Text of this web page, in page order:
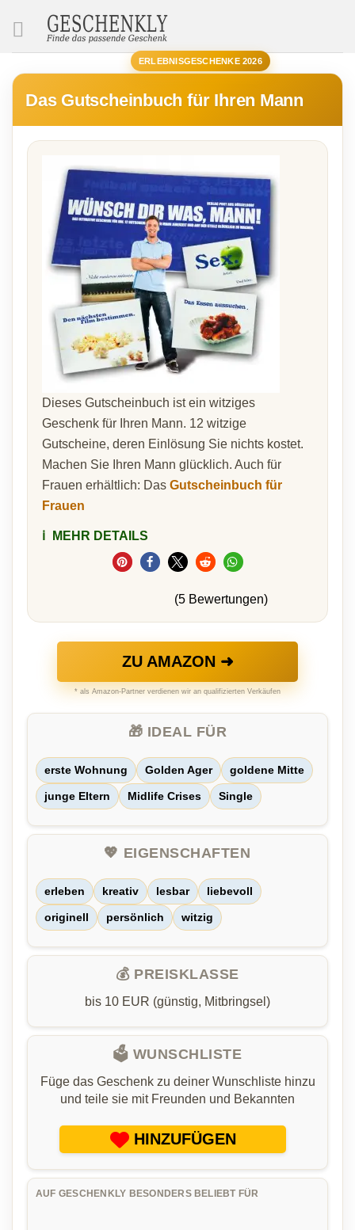
ERLEBNISGESCHENKE 2026
Das Gutscheinbuch für Ihren Mann
Dieses Gutscheinbuch ist ein witziges
Geschenk für Ihren Mann. 12 witzige
Gutscheine, deren Einlösung Sie nichts kostet.
Machen Sie Ihren Mann glücklich. Auch für
Frauen erhältlich: Das Gutscheinbuch für
Frauen
ℹ️ MEHR DETAILS
(5 Bewertungen)
ZU AMAZON ➜
* als Amazon-Partner verdienen wir an qualifizierten Verkäufen
🎁 IDEAL FÜR
erste Wohnung Golden Ager goldene Mitte
junge Eltern Midlife Crises Single
💖 EIGENSCHAFTEN
erleben kreativ lesbar liebevoll
originell persönlich witzig
💰 PREISKLASSE
bis 10 EUR (günstig, Mitbringsel)
🗳️ WUNSCHLISTE
Füge das Geschenk zu deiner Wunschliste hinzu
und teile sie mit Freunden und Bekannten
HINZUFÜGEN
AUF GESCHENKLY BESONDERS BELIEBT FÜR